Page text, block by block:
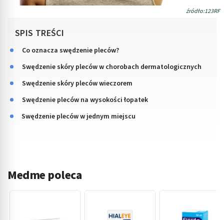
źródło:123RF
SPIS TREŚCI
Co oznacza swędzenie pleców?
Swędzenie skóry pleców w chorobach dermatologicznych
Swędzenie skóry pleców wieczorem
Swędzenie pleców na wysokości łopatek
Swędzenie pleców w jednym miejscu
Medme poleca